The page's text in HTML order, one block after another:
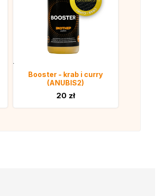
Booster - krab i curry
(ANUBIS2)
20 zł